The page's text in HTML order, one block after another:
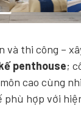
thi công –
penthouse;
cao cùng
hợp với